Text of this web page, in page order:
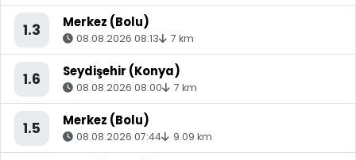
1.3 Merkez (Bolu)
08.08.2026 08:13 7 km
1.6 Seydişehir (Konya)
08.08.2026 08:00 7 km
1.5 Merkez (Bolu)
08.08.2026 07:44 9.09 km